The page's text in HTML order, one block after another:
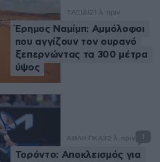
ΤΑΞΙΔΙ21 λ. πριν
Έρημος Ναμίμπ: Αμμόλοφοι
που αγγίζουν τον ουρανό
ξεπερνώντας τα 300 μέτρα
ύψος
ΑΘΛΗΤΙΚΑ32 λ. πριν
Τορόντο: Αποκλεισμός για